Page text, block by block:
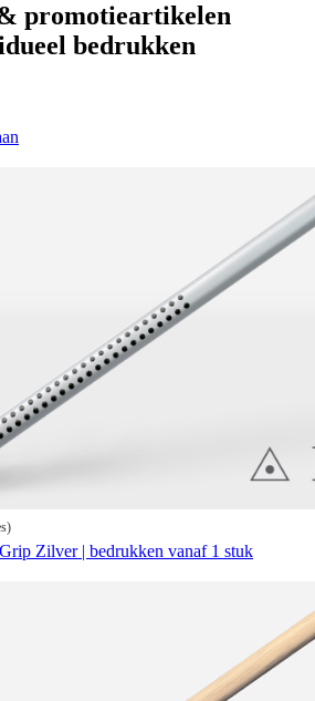
promotieartikelen
bedrukken
Zilver | bedrukken vanaf 1 stuk